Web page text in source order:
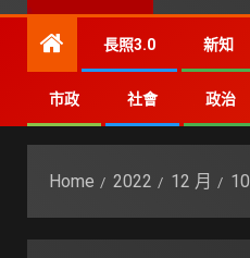
長照3.0 新知
市政 社會 政治
Home 2022 12 月 10